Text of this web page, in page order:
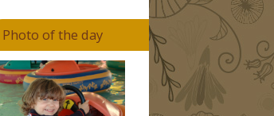
Photo of the day